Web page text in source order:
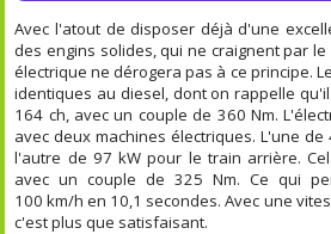
Avec l'atout de disposer déjà d'une
des engins solides, qui ne craignent par le
électrique ne dérogera pas à ce principe.
identiques au diesel, dont on rappelle
164 ch, avec un couple de 360 Nm.
avec deux machines électriques. L'une
l'autre de 97 kW pour le train arrière.
avec un couple de 325 Nm. Ce qui
100 km/h en 10,1 secondes. Avec une
c'est plus que satisfaisant.